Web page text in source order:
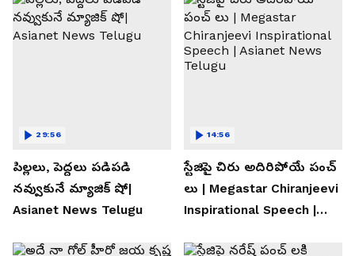
పిల్లలు, పెద్దలు పడిపడి
నవ్వుకునే మ్యాజిక్ షో|
Asianet News Telugu
29:56
స్టేజిపై చిరు అదిరిపోయే పంచ్
లు | Megastar Chiranjeevi
Inspirational Speech |
14:56